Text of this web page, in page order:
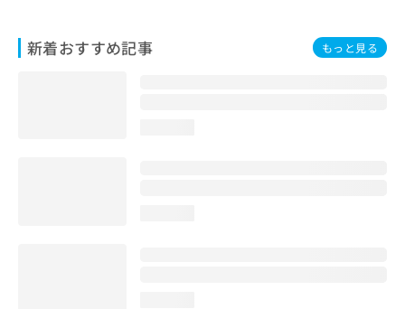
新着おすすめ記事 もっと見る
い